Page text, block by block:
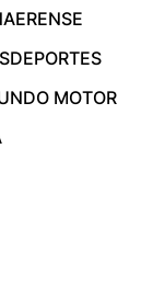
DEPORTES
MOTOR